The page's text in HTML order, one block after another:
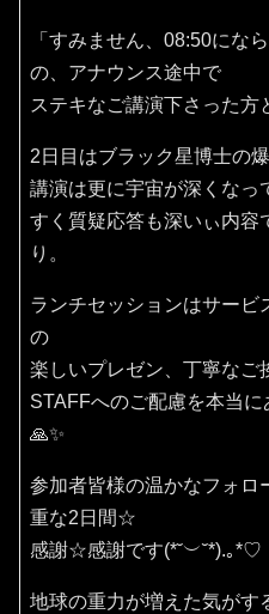
「すみません、08:50にな
の、アナウンス途中で
ステキなご講演下さった方
2日目はブラック星博士の
講演は更に宇宙が深くなっ
すく質疑応答も深いぃ内容
り。
ランチセッションはサービ
の
楽しいプレゼン、丁寧なご
STAFFへのご配慮を本当
🙏✨
参加者皆様の温かなフォロ
重な2日間☆
感謝☆感謝です(⁠*⁠˘⁠︶⁠˘⁠*⁠)⁠.⁠｡⁠*⁠♡
地球の重力が増えた気がす